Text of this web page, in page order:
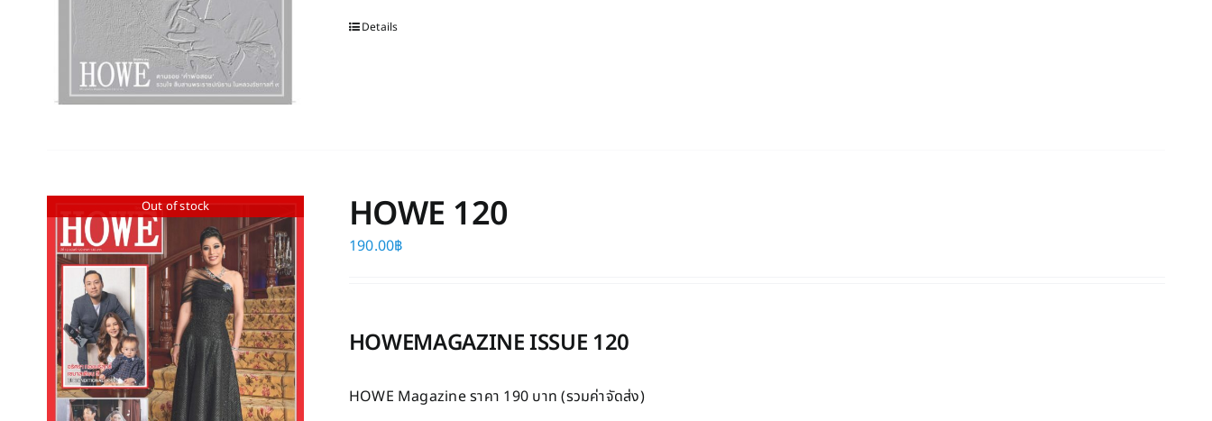
Details
Out of stock HOWE 120
190.00฿
HOWEMAGAZINE ISSUE 120
HOWE Magazine ราคา 190 บาท (รวมค่าจัดส่ง)